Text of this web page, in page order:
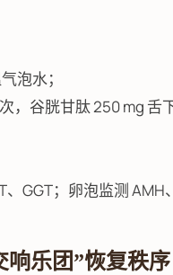
泡水；
谷胱甘肽 250 mg 舌
GGT；卵泡监测 AMH
乐团”恢复秩序